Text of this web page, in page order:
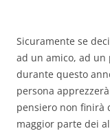
Sicuramente se
ad un amico, ad un
durante questo
persona
pensiero non finirà
maggior parte dei